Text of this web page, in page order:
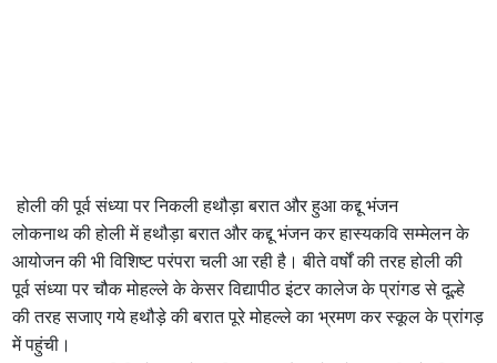
होली की पूर्व संध्या पर निकली हथौड़ा बरात और हुआ कद्दू भंजन
लोकनाथ की होली में हथौड़ा बरात और कद्दू भंजन कर हास्यकवि सम्मेलन के
आयोजन की भी विशिष्ट परंपरा चली आ रही है। बीते वर्षों की तरह होली की
पूर्व संध्या पर चौक मोहल्ले के केसर विद्यापीठ इंटर कालेज के प्रांगड से दूल्हे
की तरह सजाए गये हथौड़े की बरात पूरे मोहल्ले का भ्रमण कर स्कूल के प्रांगड़
में पहुंची।